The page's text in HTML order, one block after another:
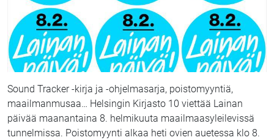
Sound Tracker -kirja ja -ohjelmasarja, poistomyyntiä,
maailmanmusaa… Helsingin Kirjasto 10 viettää Lainan
päivää maanantaina 8. helmikuuta maailmaasyleilevissä
tunnelmissa. Poistomyynti alkaa heti ovien auetessa klo 8.